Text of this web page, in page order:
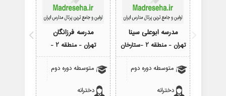
مدرسه ابوعلی سینا
تهران - منطقه 2 -ستارخان
متوسطه دوره دوم
دخترانه
مدرسه فرزانگان
تهران - منطقه 2 -
متوسطه دوره دوم
دخترانه